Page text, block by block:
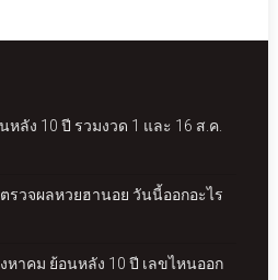
ลัง 10 ปี รวมงวด 1 และ 16 ส.ค.
วจผลหวยฮานอย วันนี้ออกอะไร
หาคม ย้อนหลัง 10 ปี เลขไหนออก